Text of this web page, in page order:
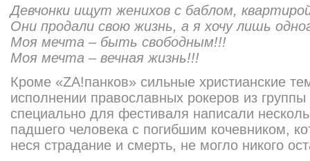
Девчонки ищут женихов с баблом,
Они продали свою жизнь, а я хочу лишь
Моя мечта – быть свободным!!!
Моя мечта – вечная жизнь!!!
Кроме «ZA!панков» сильные христианские
исполнении православных рокеров из
специально для фестиваля написали
падшего человека с погибшим кочевником,
неся страдание и смерть, не могло никого